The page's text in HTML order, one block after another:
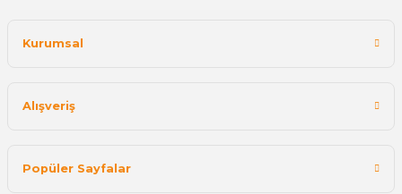
Kurumsal
Alışveriş
Popüler Sayfalar